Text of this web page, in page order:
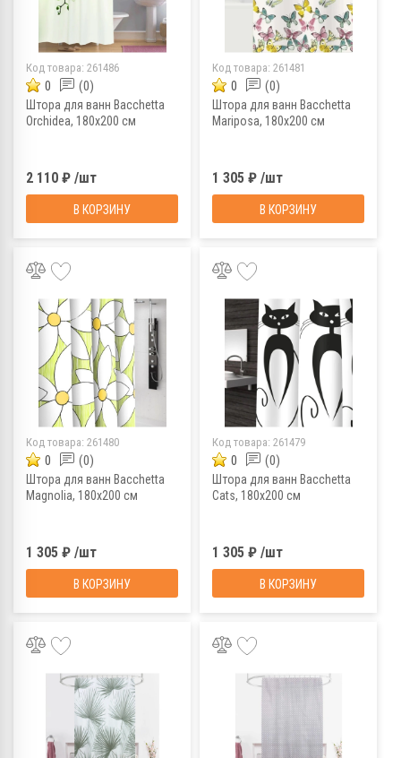
Код товара: 261486
0 (0)
Штора для ванн Bacchetta
Orchidea, 180х200 см
2 110 ₽ /шт
В КОРЗИНУ
Код товара: 261481
0 (0)
Штора для ванн Bacchetta
Mariposa, 180х200 см
1 305 ₽ /шт
В КОРЗИНУ
Код товара: 261480
0 (0)
Штора для ванн Bacchetta
Magnolia, 180х200 см
1 305 ₽ /шт
В КОРЗИНУ
Код товара: 261479
0 (0)
Штора для ванн Bacchetta
Cats, 180х200 см
1 305 ₽ /шт
В КОРЗИНУ